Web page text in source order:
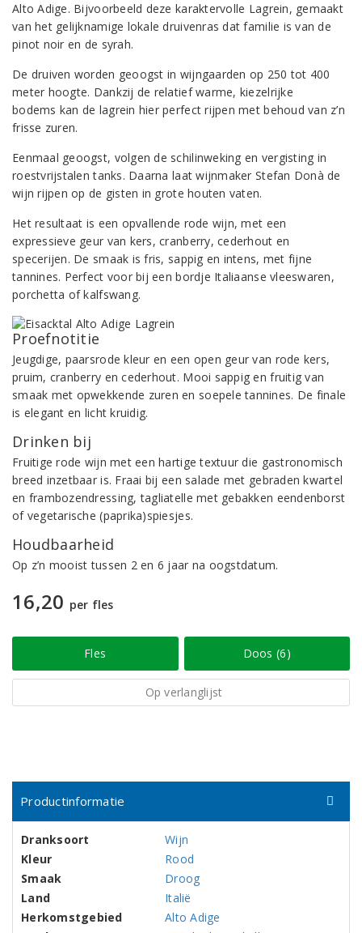
Alto Adige. Bijvoorbeeld deze karaktervolle Lagrein, gemaakt
van het gelijknamige lokale druivenras dat familie is van de
pinot noir en de syrah.
De druiven worden geoogst in wijngaarden op 250 tot 400
meter hoogte. Dankzij de relatief warme, kiezelrijke
bodems kan de lagrein hier perfect rijpen met behoud van z’n
frisse zuren.
Eenmaal geoogst, volgen de schilinweking en vergisting in
roestvrijstalen tanks. Daarna laat wijnmaker Stefan Donà de
wijn rijpen op de gisten in grote houten vaten.
Het resultaat is een opvallende rode wijn, met een
expressieve geur van kers, cranberry, cederhout en
specerijen. De smaak is fris, sappig en intens, met fijne
tannines. Perfect voor bij een bordje Italiaanse vleeswaren,
porchetta of kalfswang.
Proefnotitie
Jeugdige, paarsrode kleur en een open geur van rode kers,
pruim, cranberry en cederhout. Mooi sappig en fruitig van
smaak met opwekkende zuren en soepele tannines. De finale
is elegant en licht kruidig.
Drinken bij
Fruitige rode wijn met een hartige textuur die gastronomisch
breed inzetbaar is. Fraai bij een salade met gebraden kwartel
en frambozendressing, tagliatelle met gebakken eendenborst
of vegetarische (paprika)spiesjes.
Houdbaarheid
Op z’n mooist tussen 2 en 6 jaar na oogstdatum.
16,20 per fles
Fles Doos (6)
Op verlanglijst
Productinformatie
Dranksoort
Wijn
Kleur
Rood
Smaak
Droog
Land
Italië
Herkomstgebied
Alto Adige